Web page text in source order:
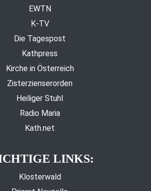
EWTN
K-TV
Die Tagespost
Kathpress
Kirche in Österreich
Zisterzienserorden
Heiliger Stuhl
Radio Maria
Kath.net
LINKS:
Klosterwald